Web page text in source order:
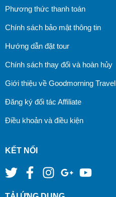
Phương thức thanh toán
Chính sách bảo mật thông tin
Hướng dẫn đặt tour
Chính sách thay đổi và hoàn hủy
Giới thiệu về Goodmorning Travel
Đăng ký đối tác Affiliate
Điều khoản và điều kiện
KẾT NỐI